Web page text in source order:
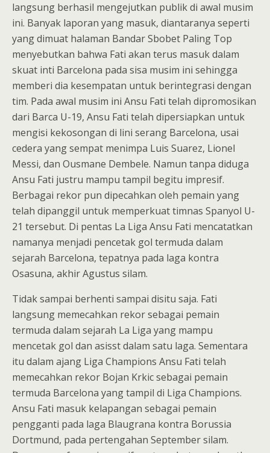
langsung berhasil mengejutkan publik di awal musim
ini. Banyak laporan yang masuk, diantaranya seperti
yang dimuat halaman Bandar Sbobet Paling Top
menyebutkan bahwa Fati akan terus masuk dalam
skuat inti Barcelona pada sisa musim ini sehingga
memberi dia kesempatan untuk berintegrasi dengan
tim. Pada awal musim ini Ansu Fati telah dipromosikan
dari Barca U-19, Ansu Fati telah dipersiapkan untuk
mengisi kekosongan di lini serang Barcelona, usai
cedera yang sempat menimpa Luis Suarez, Lionel
Messi, dan Ousmane Dembele. Namun tanpa diduga
Ansu Fati justru mampu tampil begitu impresif.
Berbagai rekor pun dipecahkan oleh pemain yang
telah dipanggil untuk memperkuat timnas Spanyol U-
21 tersebut. Di pentas La Liga Ansu Fati mencatatkan
namanya menjadi pencetak gol termuda dalam
sejarah Barcelona, tepatnya pada laga kontra
Osasuna, akhir Agustus silam.
Tidak sampai berhenti sampai disitu saja. Fati
langsung memecahkan rekor sebagai pemain
termuda dalam sejarah La Liga yang mampu
mencetak gol dan asisst dalam satu laga. Sementara
itu dalam ajang Liga Champions Ansu Fati telah
memecahkan rekor Bojan Krkic sebagai pemain
termuda Barcelona yang tampil di Liga Champions.
Ansu Fati masuk kelapangan sebagai pemain
pengganti pada laga Blaugrana kontra Borussia
Dortmund, pada pertengahan September silam.